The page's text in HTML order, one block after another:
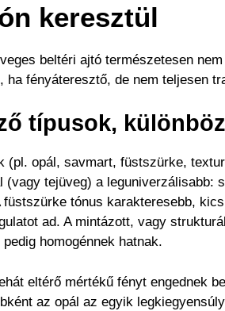
keresztül
beltéri ajtó természetesen
ha fényáteresztő, de nem teljesen
típusok,
(pl. opál, savmart, füstszürke,
(vagy tejüveg) a leguniverzálisabb:
füstszürke tónus karakteresebb,
ad. A mintázott, vagy
homogénnek hatnak.
eltérő mértékű fényt engednek
az opál az egyik